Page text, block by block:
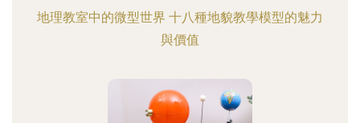
地理教室中的微型世界 十八種地貌教學模型的魅力
與價值